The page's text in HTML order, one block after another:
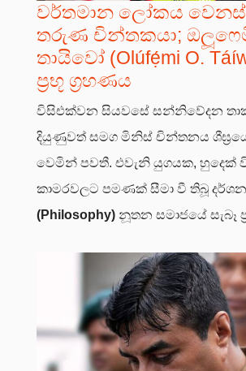
වර්තමාන ලෝකය
තරුණ චින්තකයා;
තායිවෝ (Olúfẹ́mi O.
ප්‍රභූ ග්‍රහණය
විසිඑක්වන සියවසේ සන්නිවේදන
දියුණුවත් සමග මිනිස් චින්තනය
වෙමින් පවතී. එවැනි යුගයක, හුදෙක්
කාමරවලට පමණක් සීමා වී තිබූ
(Philosophy) නූතන සමාජයේ සැබෑ